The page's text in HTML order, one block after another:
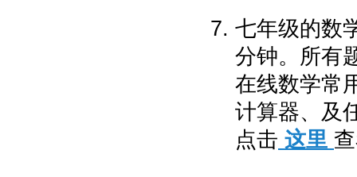
七年级的数
分钟。所有
在线数学常
计算器、及
点击 这里